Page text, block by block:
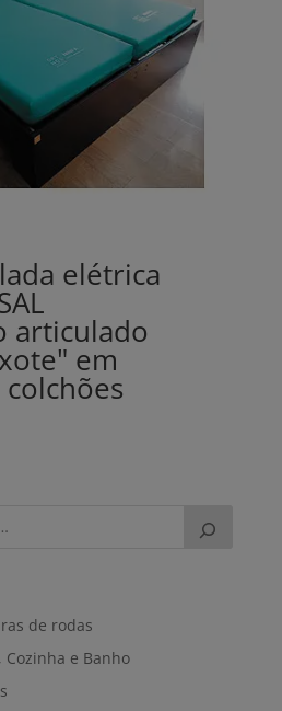
elétrica
articulado
em
de rodas
e Banho